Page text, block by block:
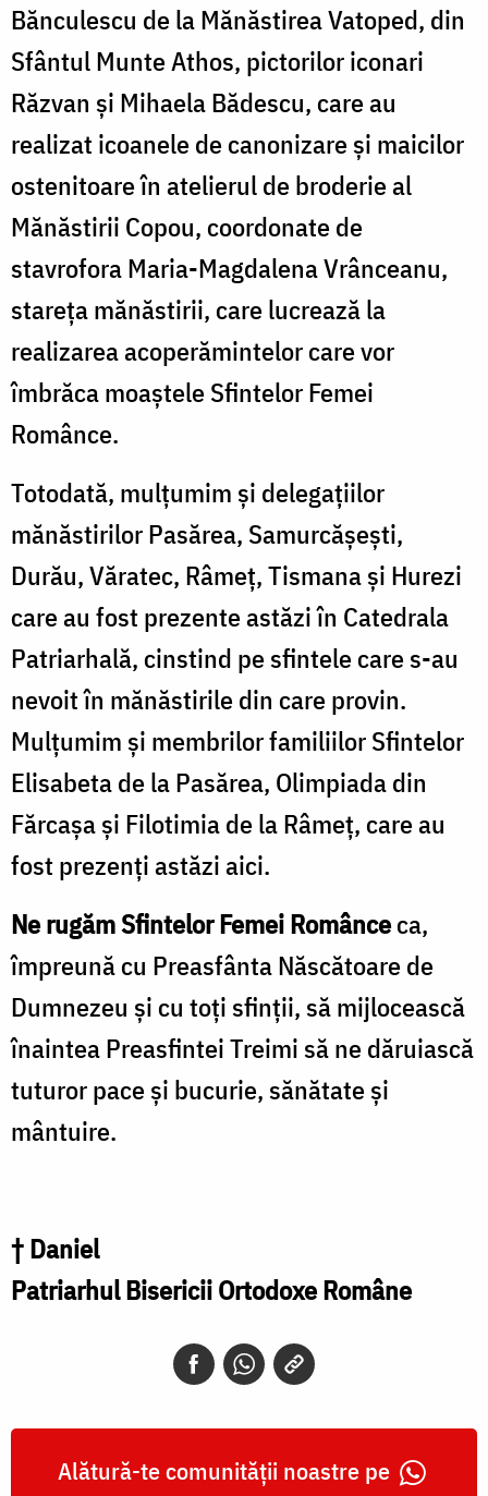
Bănculescu de la Mănăstirea Vatoped, din
Sfântul Munte Athos, pictorilor iconari
Răzvan și Mihaela Bădescu, care au
realizat icoanele de canonizare și maicilor
ostenitoare în atelierul de broderie al
Mănăstirii Copou, coordonate de
stavrofora Maria-Magdalena Vrânceanu,
stareța mănăstirii, care lucrează la
realizarea acoperămintelor care vor
îmbrăca moaștele Sfintelor Femei
Românce.
Totodată, mulțumim și delegațiilor
mănăstirilor Pasărea, Samurcășești,
Durău, Văratec, Râmeț, Tismana și Hurezi
care au fost prezente astăzi în Catedrala
Patriarhală, cinstind pe sfintele care s-au
nevoit în mănăstirile din care provin.
Mulțumim și membrilor familiilor Sfintelor
Elisabeta de la Pasărea, Olimpiada din
Fărcașa și Filotimia de la Râmeț, care au
fost prezenți astăzi aici.
Ne rugăm Sfintelor Femei Românceca,
împreună cu Preasfânta Născătoare de
Dumnezeu și cu toți sfinții, să mijlocească
înaintea Preasfintei Treimi să ne dăruiască
tuturor pace și bucurie, sănătate și
mântuire.
† Daniel
Patriarhul Bisericii Ortodoxe Române
Alătură-te comunității noastre pe